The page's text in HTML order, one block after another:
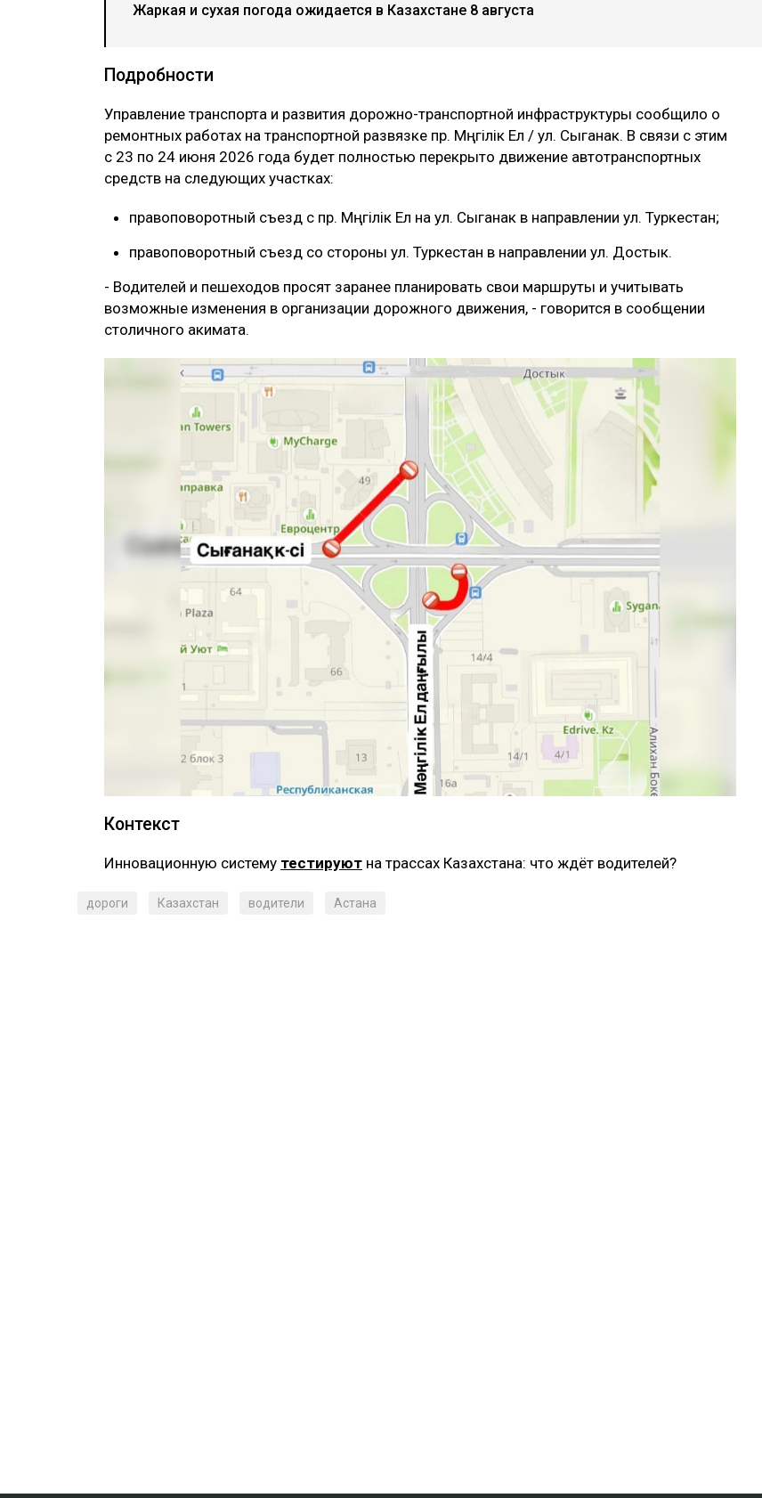
Жаркая и сухая погода ожидается в Казахстане 8 августа
Подробности
Управление транспорта и развития дорожно-транспортной инфраструктуры сообщило о
ремонтных работах на транспортной развязке пр. Мәңгілік Ел / ул. Сыганак. В связи с этим
с 23 по 24 июня 2026 года будет полностью перекрыто движение автотранспортных
средств на следующих участках:
‎правоповоротный съезд с пр. Мәңгілік Ел на ул. Сыганак в направлении ул. Туркестан;
‎правоповоротный съезд со стороны ул. Туркестан в направлении ул. Достык.
‎- Водителей и пешеходов просят заранее планировать свои маршруты и учитывать
возможные изменения в организации дорожного движения, - говорится в сообщении
столичного акимата.
Контекст
‎Инновационную систему тестируют на трассах Казахстана: что ждёт водителей?
дороги Казахстан водители Астана